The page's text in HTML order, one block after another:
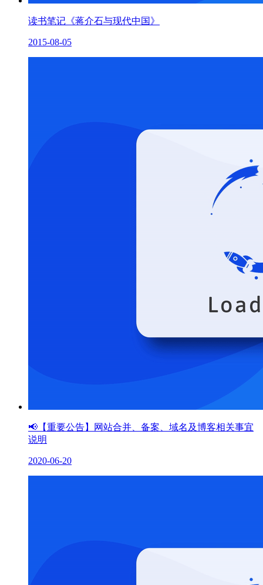
读书笔记《蒋介石与现代中国》
2015-08-05
📢【重要公告】网站合并、备案、域名及博客相关事宜
说明
2020-06-20